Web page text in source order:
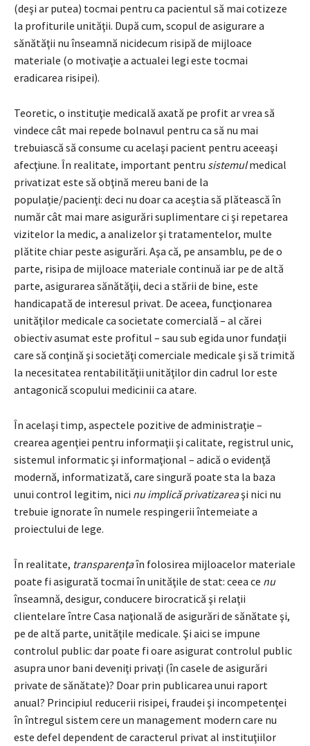
(deşi ar putea) tocmai pentru ca pacientul să mai cotizeze
la profiturile unităţii. După cum, scopul de asigurare a
sănătăţii nu înseamnă nicidecum risipă de mijloace
materiale (o motivaţie a actualei legi este tocmai
eradicarea risipei).
Teoretic, o instituţie medicală axată pe profit ar vrea să
vindece cât mai repede bolnavul pentru ca să nu mai
trebuiască să consume cu acelaşi pacient pentru aceeaşi
afecţiune. În realitate, important pentru sistemulmedical
privatizat este să obţină mereu bani de la
populaţie/pacienţi: deci nu doar ca aceştia să plătească în
număr cât mai mare asigurări suplimentare ci şi repetarea
vizitelor la medic, a analizelor şi tratamentelor, multe
plătite chiar peste asigurări. Aşa că, pe ansamblu, pe de o
parte, risipa de mijloace materiale continuă iar pe de altă
parte, asigurarea sănătăţii, deci a stării de bine, este
handicapată de interesul privat. De aceea, funcţionarea
unităţilor medicale ca societate comercială – al cărei
obiectiv asumat este profitul – sau sub egida unor fundaţii
care să conţină şi societăţi comerciale medicale şi să trimită
la necesitatea rentabilităţii unităţilor din cadrul lor este
antagonică scopului medicinii ca atare.
În acelaşi timp, aspectele pozitive de administraţie –
crearea agenţiei pentru informaţii şi calitate, registrul unic,
sistemul informatic şi informaţional – adică o evidenţă
modernă, informatizată, care singură poate sta la baza
unui control legitim, nici nu implică privatizareaşi nici nu
trebuie ignorate în numele respingerii întemeiate a
proiectului de lege.
În realitate, transparenţaîn folosirea mijloacelor materiale
poate fi asigurată tocmai în unităţile de stat: ceea ce nu
înseamnă, desigur, conducere birocratică şi relaţii
clientelare între Casa naţională de asigurări de sănătate şi,
pe de altă parte, unităţile medicale. Şi aici se impune
controlul public: dar poate fi oare asigurat controlul public
asupra unor bani deveniţi privaţi (în casele de asigurări
private de sănătate)? Doar prin publicarea unui raport
anual? Principiul reducerii risipei, fraudei şi incompetenţei
în întregul sistem cere un management modern care nu
este defel dependent de caracterul privat al instituţiilor